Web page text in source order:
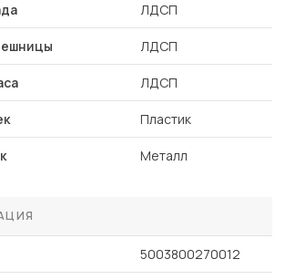
ЛДСП
ЛДСП
ЛДСП
Пластик
Металл
5003800270012